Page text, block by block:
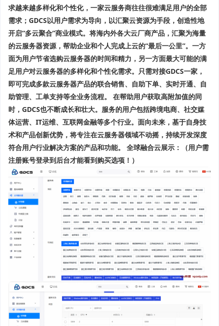
求越来越多样化和个性化，一家云服务商往往很难满足用户的全部
需求 ； GDCS以用户需求为导向，以汇聚云资源为手段，创造性地
开启“多云聚合”商业模式。 将海内外各大云厂商产品 ，汇聚为海量
的云服务器资源，帮助企业和个人完成上云的“最后一公里”。一方
面为用户节省选购云服务器的时间和精力，另一方面最大可能的满
足用户对云服务器的多样化和个性化需求。只需对接GDCS一家，
即可完成多款云服务器产品的联合销售、自助下单、实时开通、自
助管理、工单支持等全业务流程。 在帮助用户获取高附加值的同
时，GDCS也不断成长和壮大。服务的用户包括跨境电商、社交媒
体运营、IT运维、互联网金融等多个行业。面向未来，基于自身技
术和产品创新优势，将专注在云服务器领域不动摇，持续开发深度
符合用户行业解决方案的产品和功能。
全球融合云展示 ：（用户需
注册账号登录到后台才能看到购买选项！）